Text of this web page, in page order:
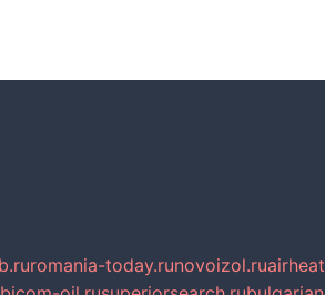
romania-today.runovoizol.ru